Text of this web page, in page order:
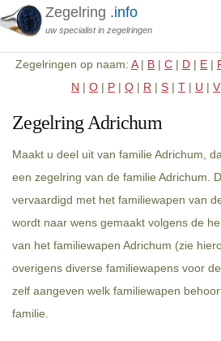
Zegelring .info
uw specialist in zegelringen
Zegelringen op naam: A| B | C | D | E |
N | O | P | Q | R | S | T | U | V
Zegelring Adrichum
Maakt u deel uit van familie Adrichum,
een zegelring van de familie Adrichum.
vervaardigd met het familiewapen van
wordt naar wens gemaakt volgens de
van het familiewapen Adrichum (zie
overigens diverse familiewapens voor
zelf aangeven welk familiewapen
familie.